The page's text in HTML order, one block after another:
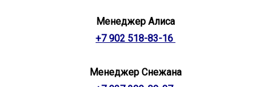
Менеджер Алиса
+7 902 518-83-16
Менеджер Снежана